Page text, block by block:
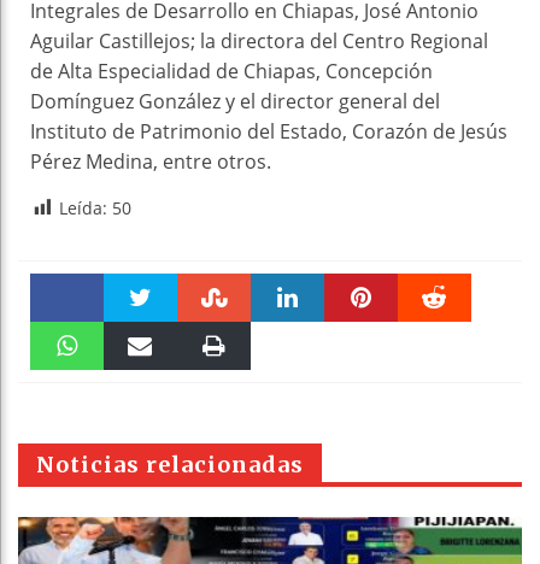
Integrales de Desarrollo en Chiapas, José Antonio
Aguilar Castillejos; la directora del Centro Regional
de Alta Especialidad de Chiapas, Concepción
Domínguez González y el director general del
Instituto de Patrimonio del Estado, Corazón de Jesús
Pérez Medina, entre otros.
Leída: 50
Faceboo Twitter Stumble
pt
Noticias relacionadas